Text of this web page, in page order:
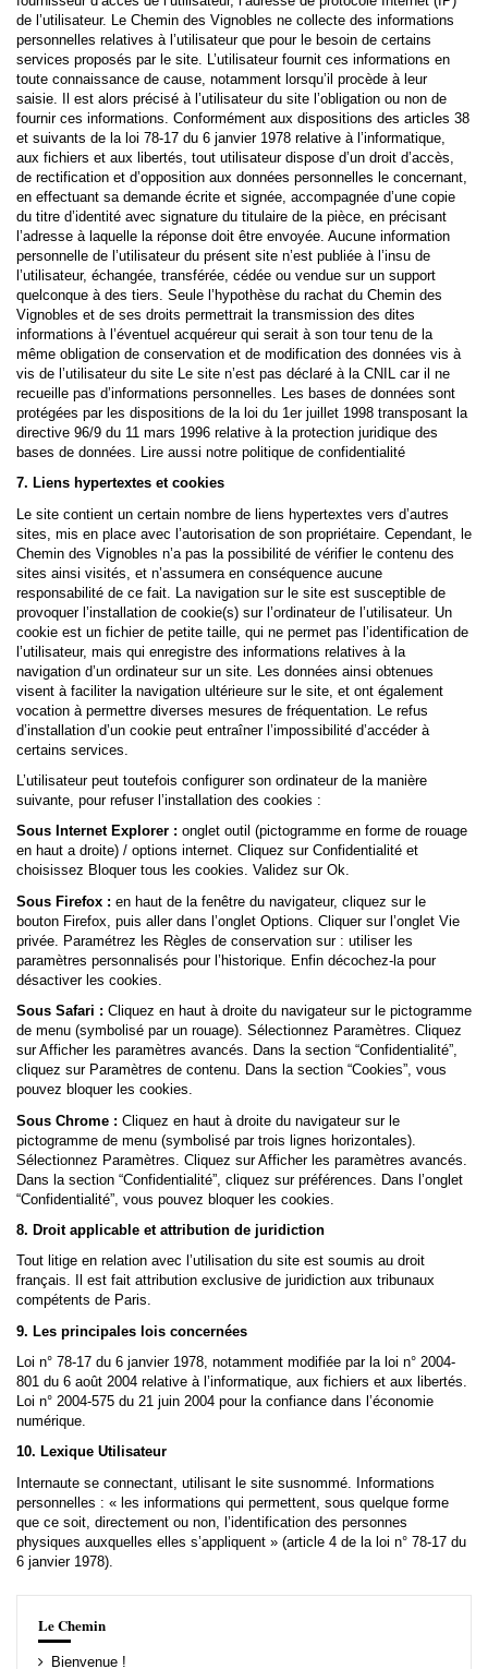
de l’utilisateur. Le Chemin des Vignobles ne collecte des informations
personnelles relatives à l’utilisateur que pour le besoin de certains
services proposés par le site. L’utilisateur fournit ces informations en
toute connaissance de cause, notamment lorsqu’il procède à leur
saisie. Il est alors précisé à l’utilisateur du site l’obligation ou non de
fournir ces informations. Conformément aux dispositions des articles 38
et suivants de la loi 78-17 du 6 janvier 1978 relative à l’informatique,
aux fichiers et aux libertés, tout utilisateur dispose d’un droit d’accès,
de rectification et d’opposition aux données personnelles le concernant,
en effectuant sa demande écrite et signée, accompagnée d’une copie
du titre d’identité avec signature du titulaire de la pièce, en précisant
l’adresse à laquelle la réponse doit être envoyée. Aucune information
personnelle de l’utilisateur du présent site n’est publiée à l’insu de
l’utilisateur, échangée, transférée, cédée ou vendue sur un support
quelconque à des tiers. Seule l’hypothèse du rachat du Chemin des
Vignobles et de ses droits permettrait la transmission des dites
informations à l’éventuel acquéreur qui serait à son tour tenu de la
même obligation de conservation et de modification des données vis à
vis de l’utilisateur du site Le site n’est pas déclaré à la CNIL car il ne
recueille pas d’informations personnelles. Les bases de données sont
protégées par les dispositions de la loi du 1er juillet 1998 transposant la
directive 96/9 du 11 mars 1996 relative à la protection juridique des
bases de données. Lire aussi notre politique de confidentialité
7. Liens hypertextes et cookies
Le site contient un certain nombre de liens hypertextes vers d’autres
sites, mis en place avec l’autorisation de son propriétaire. Cependant, le
Chemin des Vignobles n’a pas la possibilité de vérifier le contenu des
sites ainsi visités, et n’assumera en conséquence aucune
responsabilité de ce fait. La navigation sur le site est susceptible de
provoquer l’installation de cookie(s) sur l’ordinateur de l’utilisateur. Un
cookie est un fichier de petite taille, qui ne permet pas l’identification de
l’utilisateur, mais qui enregistre des informations relatives à la
navigation d’un ordinateur sur un site. Les données ainsi obtenues
visent à faciliter la navigation ultérieure sur le site, et ont également
vocation à permettre diverses mesures de fréquentation. Le refus
d’installation d’un cookie peut entraîner l’impossibilité d’accéder à
certains services.
L’utilisateur peut toutefois configurer son ordinateur de la manière
suivante, pour refuser l’installation des cookies :
Sous Internet Explorer : onglet outil (pictogramme en forme de rouage
en haut a droite) / options internet. Cliquez sur Confidentialité et
choisissez Bloquer tous les cookies. Validez sur Ok.
Sous Firefox : en haut de la fenêtre du navigateur, cliquez sur le
bouton Firefox, puis aller dans l’onglet Options. Cliquer sur l’onglet Vie
privée. Paramétrez les Règles de conservation sur : utiliser les
paramètres personnalisés pour l’historique. Enfin décochez-la pour
désactiver les cookies.
Sous Safari : Cliquez en haut à droite du navigateur sur le pictogramme
de menu (symbolisé par un rouage). Sélectionnez Paramètres. Cliquez
sur Afficher les paramètres avancés. Dans la section “Confidentialité”,
cliquez sur Paramètres de contenu. Dans la section “Cookies”, vous
pouvez bloquer les cookies.
Sous Chrome : Cliquez en haut à droite du navigateur sur le
pictogramme de menu (symbolisé par trois lignes horizontales).
Sélectionnez Paramètres. Cliquez sur Afficher les paramètres avancés.
Dans la section “Confidentialité”, cliquez sur préférences. Dans l’onglet
“Confidentialité”, vous pouvez bloquer les cookies.
8. Droit applicable et attribution de juridiction
Tout litige en relation avec l’utilisation du site est soumis au droit
français. Il est fait attribution exclusive de juridiction aux tribunaux
compétents de Paris.
9. Les principales lois concernées
Loi n° 78-17 du 6 janvier 1978, notamment modifiée par la loi n° 2004-
801 du 6 août 2004 relative à l’informatique, aux fichiers et aux libertés.
Loi n° 2004-575 du 21 juin 2004 pour la confiance dans l’économie
numérique.
10. Lexique Utilisateur
Internaute se connectant, utilisant le site susnommé. Informations
personnelles : « les informations qui permettent, sous quelque forme
que ce soit, directement ou non, l’identification des personnes
physiques auxquelles elles s’appliquent » (article 4 de la loi n° 78-17 du
6 janvier 1978).
Le Chemin
Bienvenue !